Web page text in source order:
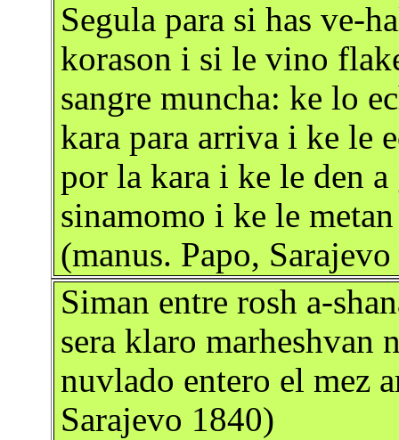
Segula para si has ve-
korason i si le vino
sangre muncha: ke lo
kara para arriva i ke le
por la kara i ke le den
sinamomo i ke le
(manus. Papo,
Siman entre rosh a-
sera klaro marheshvan
nuvlado entero el mez
Sarajevo 1840)